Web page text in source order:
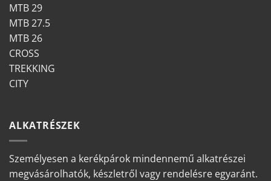
MTB 29
MTB 27.5
MTB 26
CROSS
TREKKING
CITY
ALKATRÉSZEK
Személyesen a kerékpárok mindennemű alkatrészei
megvásárolhatók, készletről vagy rendelésre egyaránt.